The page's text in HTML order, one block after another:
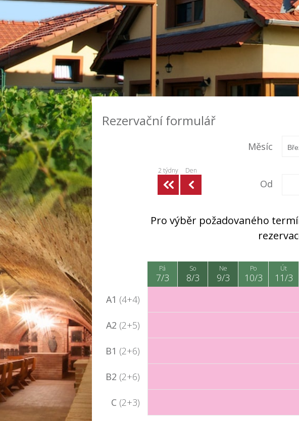
Rezervační formulář
Měsíc
2 týdny Den
Od
Pro výběr požadovaného
A1 (4+4)
A2 (2+5)
B1 (2+6)
B2 (2+6)
C (2+3)
Pá
7/3
So
8/3
Ne
9/3
Po
10/3
Út
11/3